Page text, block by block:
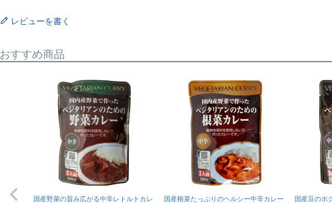
レビューを書く
おすすめ商品
国産野菜の旨み広がる中辛レトルトカレ
国産根菜たっぷりのヘルシー中辛カレー 国産豆のホ